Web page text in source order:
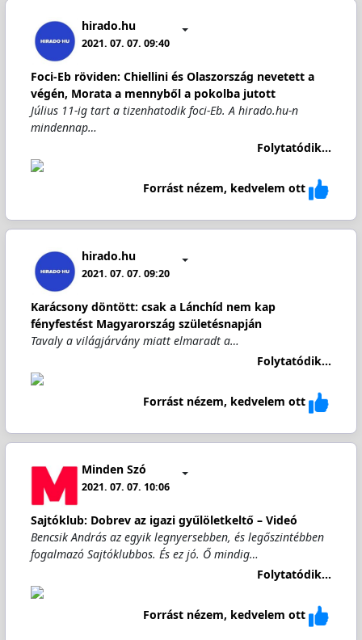
hirado.hu
2021. 07. 07. 09:40
Foci-Eb röviden: Chiellini és Olaszország nevetett a
végén, Morata a mennyből a pokolba jutott
Július 11-ig tart a tizenhatodik foci-Eb. A hirado.hu-n
mindennap…
Folytatódik...
Forrást nézem, kedvelem ott
hirado.hu
2021. 07. 07. 09:20
Karácsony döntött: csak a Lánchíd nem kap
fényfestést Magyarország születésnapján
Tavaly a világjárvány miatt elmaradt a…
Folytatódik...
Forrást nézem, kedvelem ott
Minden Szó
2021. 07. 07. 10:06
Sajtóklub: Dobrev az igazi gyűlöletkeltő – Videó
Bencsik András az egyik legnyersebben, és legőszintébben
fogalmazó Sajtóklubbos. És ez jó. Ő mindig…
Folytatódik...
Forrást nézem, kedvelem ott